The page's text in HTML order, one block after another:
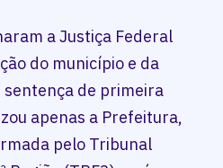
a Justiça Federal
do município e da
sentença de primeira
apenas a Prefeitura,
pelo Tribunal